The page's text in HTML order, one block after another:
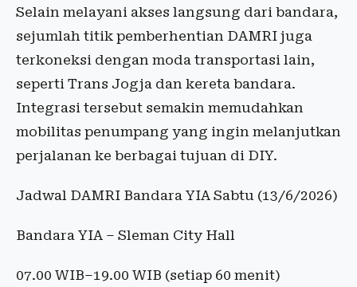
Selain melayani akses langsung dari bandara,
sejumlah titik pemberhentian DAMRI juga
terkoneksi dengan moda transportasi lain,
seperti Trans Jogja dan kereta bandara.
Integrasi tersebut semakin memudahkan
mobilitas penumpang yang ingin melanjutkan
perjalanan ke berbagai tujuan di DIY.
Jadwal DAMRI Bandara YIA Sabtu (13/6/2026)
Bandara YIA – Sleman City Hall
07.00 WIB–19.00 WIB (setiap 60 menit)